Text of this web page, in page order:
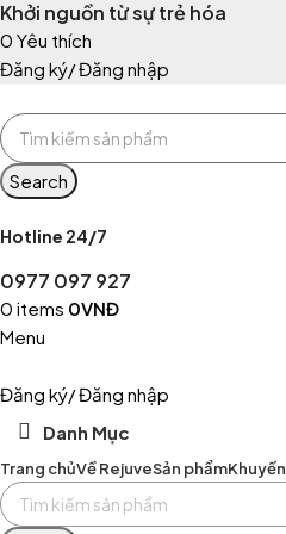
Khởi nguồn từ sự trẻ hóa
0 Yêu thích
Đăng ký/ Đăng nhập
Search
Hotline 24/7
0977 097 927
0 items 0VNĐ
Menu
Đăng ký/ Đăng nhập
Danh Mục
Trang chủVề RejuveSản phẩm